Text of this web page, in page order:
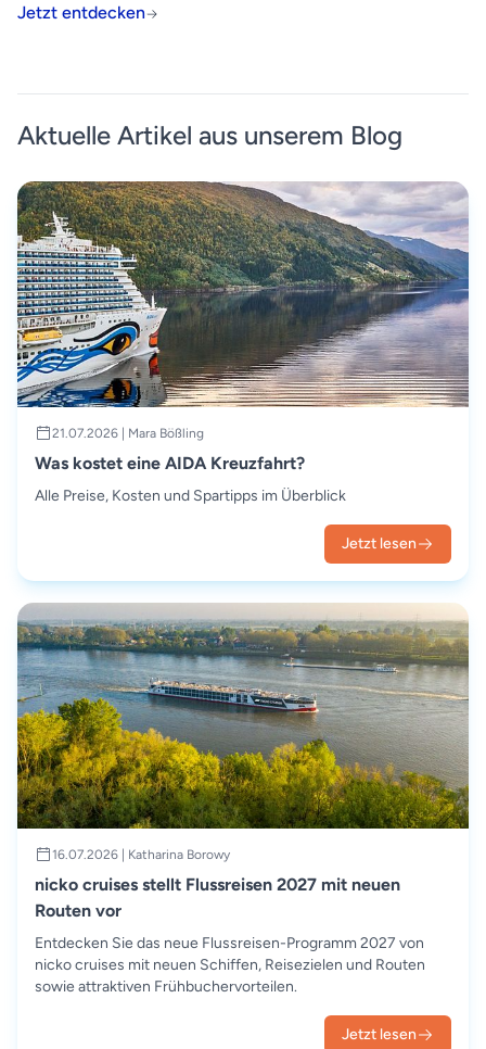
Jetzt entdecken
Aktuelle Artikel aus unserem Blog
21.07.2026 | Mara Bößling
Was kostet eine AIDA Kreuzfahrt?
Alle Preise, Kosten und Spartipps im Überblick
Jetzt lesen
16.07.2026 | Katharina Borowy
nicko cruises stellt Flussreisen 2027 mit neuen
Routen vor
Entdecken Sie das neue Flussreisen-Programm 2027 von
nicko cruises mit neuen Schiffen, Reisezielen und Routen
sowie attraktiven Frühbuchervorteilen.
Jetzt lesen